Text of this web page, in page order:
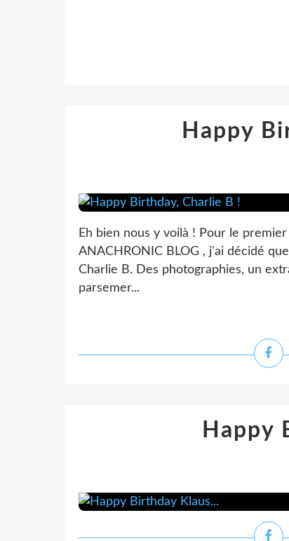
Happy
Eh bien nous y voilà ! Pour le
ANACHRONIC BLOG , j'ai décidé
Charlie B. Des photographies, un
parsemer...
Happy